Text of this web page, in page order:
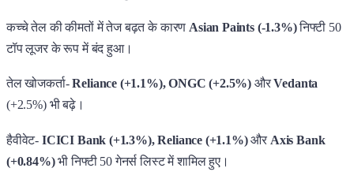
कच्चे तेल की कीमतों में तेज बढ़त के कारण Asian Paints (-1.3%)निफ्टी 50
टॉप लूजर के रूप में बंद हुआ।
तेल खोजकर्ता-Reliance (+1.1%), ONGC (+2.5%) औरVedanta
(+2.5%) भी बढ़े।
हैवीवेट- ICICI Bank (+1.3%), Reliance (+1.1%)और Axis Bank
(+0.84%)भी निफ्टी 50 गेनर्स लिस्ट में शामिल हुए।